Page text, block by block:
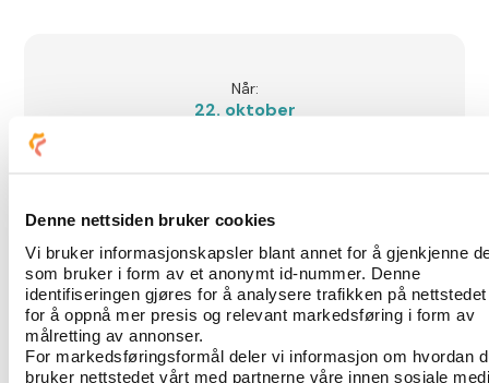
Denne nettsiden bruker cookies
Vi bruker informasjonskapsler blant annet for å gjenkjenne
som bruker i form av et anonymt id-nummer. Denne
identifiseringen gjøres for å analysere trafikken på
for å oppnå mer presis og relevant markedsføring i form av
målretting av annonser.
For markedsføringsformål deler vi informasjon om hvordan
bruker nettstedet vårt med partnerne våre innen sosiale
Når:
22. oktober
Kulturhuset i Bergen
Bli medlem?
Les mer her
Velkommen til høstens andre HR-